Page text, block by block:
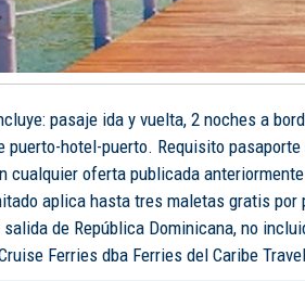
pasaje ida y vuelta, 2 noches a
hotel-puerto. Requisito
oferta publicada
aplica hasta tres maletas gratis
de República Dominicana, no
Ferries dba Ferries del Caribe